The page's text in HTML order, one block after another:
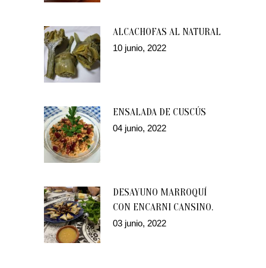
ALCACHOFAS AL NATURAL
10 junio, 2022
ENSALADA DE CUSCÚS
04 junio, 2022
DESAYUNO MARROQUÍ
CON ENCARNI CANSINO.
03 junio, 2022